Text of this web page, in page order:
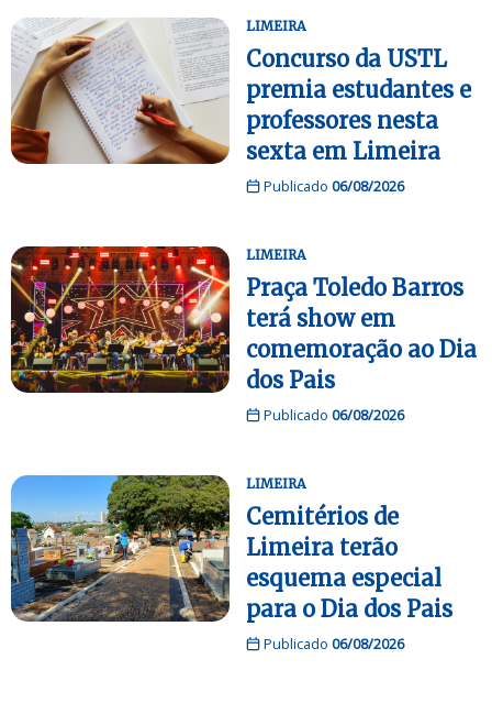
LIMEIRA
Concurso da USTL
premia estudantes e
professores nesta
sexta em Limeira
Publicado 06/08/2026
LIMEIRA
Praça Toledo Barros
terá show em
comemoração ao Dia
dos Pais
Publicado 06/08/2026
LIMEIRA
Cemitérios de
Limeira terão
esquema especial
para o Dia dos Pais
Publicado 06/08/2026